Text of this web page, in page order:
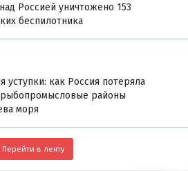
Россией уничтожено 153
беспилотника
уступки: как Россия потеряла
районы
моря
Перейти в ленту